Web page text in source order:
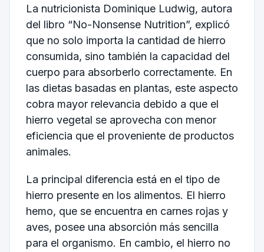
La nutricionista Dominique Ludwig, autora
del libro “No-Nonsense Nutrition”, explicó
que no solo importa la cantidad de hierro
consumida, sino también la capacidad del
cuerpo para absorberlo correctamente. En
las dietas basadas en plantas, este aspecto
cobra mayor relevancia debido a que el
hierro vegetal se aprovecha con menor
eficiencia que el proveniente de productos
animales.
La principal diferencia está en el tipo de
hierro presente en los alimentos. El hierro
hemo, que se encuentra en carnes rojas y
aves, posee una absorción más sencilla
para el organismo. En cambio, el hierro no